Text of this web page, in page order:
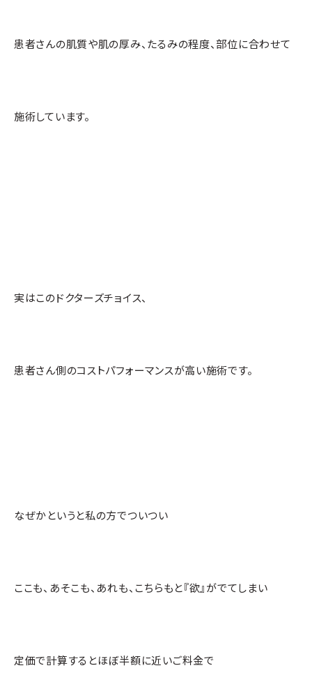
患者さんの肌質や肌の厚み、たるみの程度、部位に合わせて
施術しています。
実はこのドクターズチョイス、
患者さん側のコストパフォーマンスが高い施術です。
なぜかというと私の方でついつい
ここも、あそこも、あれも、こちらもと『欲』がでてしまい
定価で計算するとほぼ半額に近いご料金で